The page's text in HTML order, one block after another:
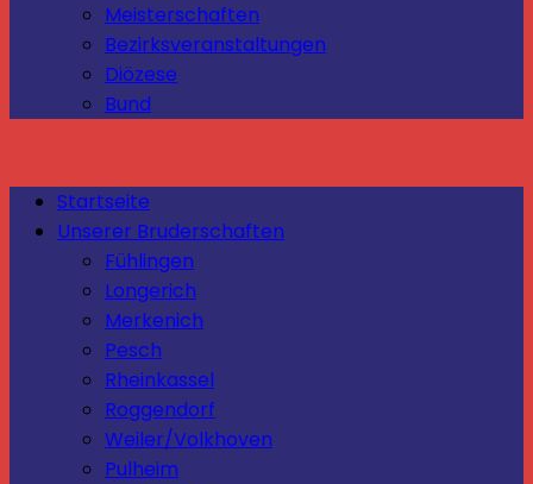
Meisterschaften
Bezirksveranstaltungen
Diözese
Bund
Startseite
Unserer Bruderschaften
Fühlingen
Longerich
Merkenich
Pesch
Rheinkassel
Roggendorf
Weiler/Volkhoven
Pulheim